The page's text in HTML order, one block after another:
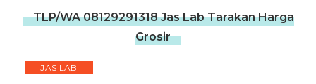
TLP/WA 08129291318 Jas Lab Tarakan Harga
Grosir
JAS LAB